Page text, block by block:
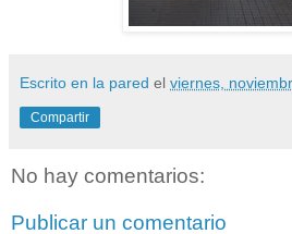
Escrito en la pared el viernes,
Compartir
No hay comentarios:
Publicar un comentario